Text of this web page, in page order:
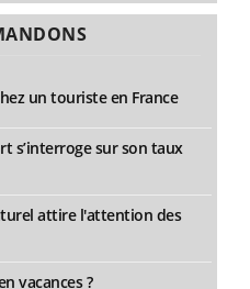
un touriste en France
s’interroge sur son taux
attire l'attention des
vacances ?